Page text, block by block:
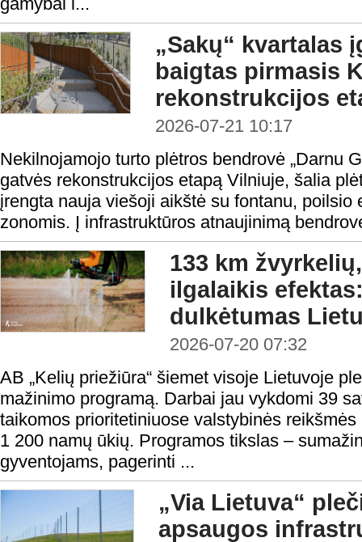
„Sakų“ kvartalas
baigtas pirmasis
rekonstrukcijos
2026-07-21 10:17
Nekilnojamojo turto plėtros bendrovė „Darnu
gatvės rekonstrukcijos etapą Vilniuje, šalia
įrengta nauja viešoji aikštė su fontanu, poilsio
zonomis. Į infrastruktūros atnaujinimą
133 km
ilgalaikis
dulkėtumas
2026-07-20 07:32
AB „Kelių priežiūra“ šiemet visoje Lietuvoje
mažinimo programą. Darbai jau vykdomi 39
taikomos prioritetiniuose valstybinės
1 200 namų ūkių. Programos tikslas –
gyventojams, pagerinti ...
„Via Lietuva“
apsaugos